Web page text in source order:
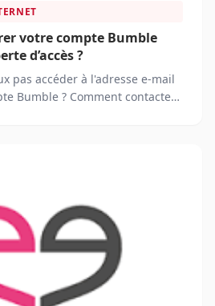
votre compte Bumble
d’accès ?
pas accéder à l'adresse e-mail
Bumble ? Comment contacter